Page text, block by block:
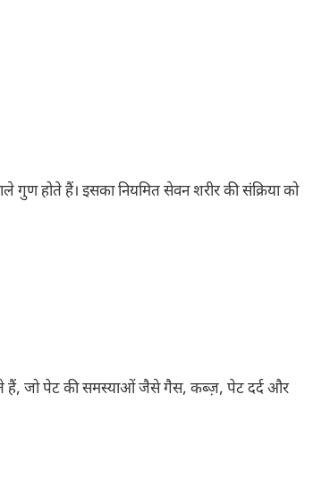
होते हैं। इसका नियमित सेवन शरीर की संक्रिया को
हैं, जो पेट की समस्याओं जैसे गैस, कब्ज़, पेट दर्द और